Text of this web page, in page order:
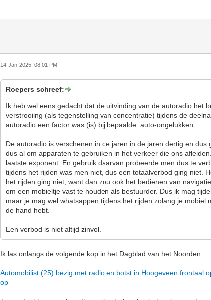
14-Jan-2025, 08:01 PM
Roepers schreef:
Ik heb wel eens gedacht dat de uitvinding van de autoradio het
verstrooiing (als tegenstelling van concentratie) tijdens de
autoradio een factor was (is) bij bepaalde auto-ongelukken.
De autoradio is verschenen in de jaren in de jaren dertig en
dus al om apparaten te gebruiken in het verkeer die ons
laatste exponent. En gebruik daarvan probeerde men dus te
tijdens het rijden was men niet, dus een totaalverbod ging niet.
het rijden ging niet, want dan zou ook het bedienen van
om een mobieltje vast te houden als bestuurder. Dus ik mag
maar je mag wel whatsappen tijdens het rijden zolang je mobiel
de hand hebt.
Een verbod is niet altijd zinvol.
Ik las onlangs de volgende kop in het Dagblad van het Noorden:
Automobilist (25) bezig met radio en botst in Hoogeveen frontaal
op